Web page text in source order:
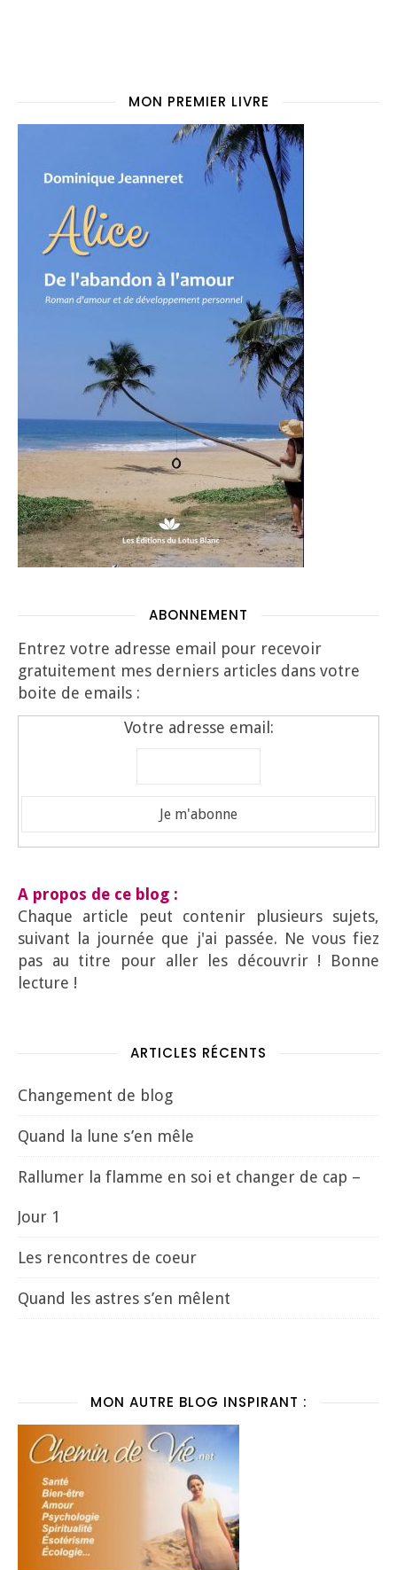
MON PREMIER LIVRE
ABONNEMENT
Entrez votre adresse email pour recevoir
gratuitement mes derniers articles dans votre
boite de emails :
Votre adresse email:
A propos de ce blog :
Chaque article peut contenir plusieurs sujets,
suivant la journée que j'ai passée. Ne vous fiez
pas au titre pour aller les découvrir ! Bonne
lecture !
ARTICLES RÉCENTS
Changement de blog
Quand la lune s’en mêle
Rallumer la flamme en soi et changer de cap –
Jour 1
Les rencontres de coeur
Quand les astres s’en mêlent
MON AUTRE BLOG INSPIRANT :